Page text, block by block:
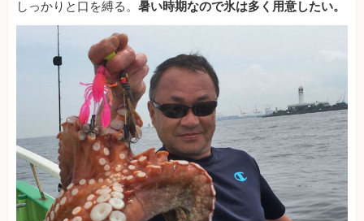
しっかりと口を縛る。 暑い時期なので氷は多く用意したい。